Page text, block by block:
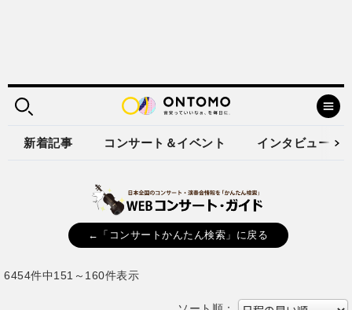
新着記事 コンサート＆イベント インタビュー
←「コンサートかんたん検索」に戻る
6454件中151～160件表示